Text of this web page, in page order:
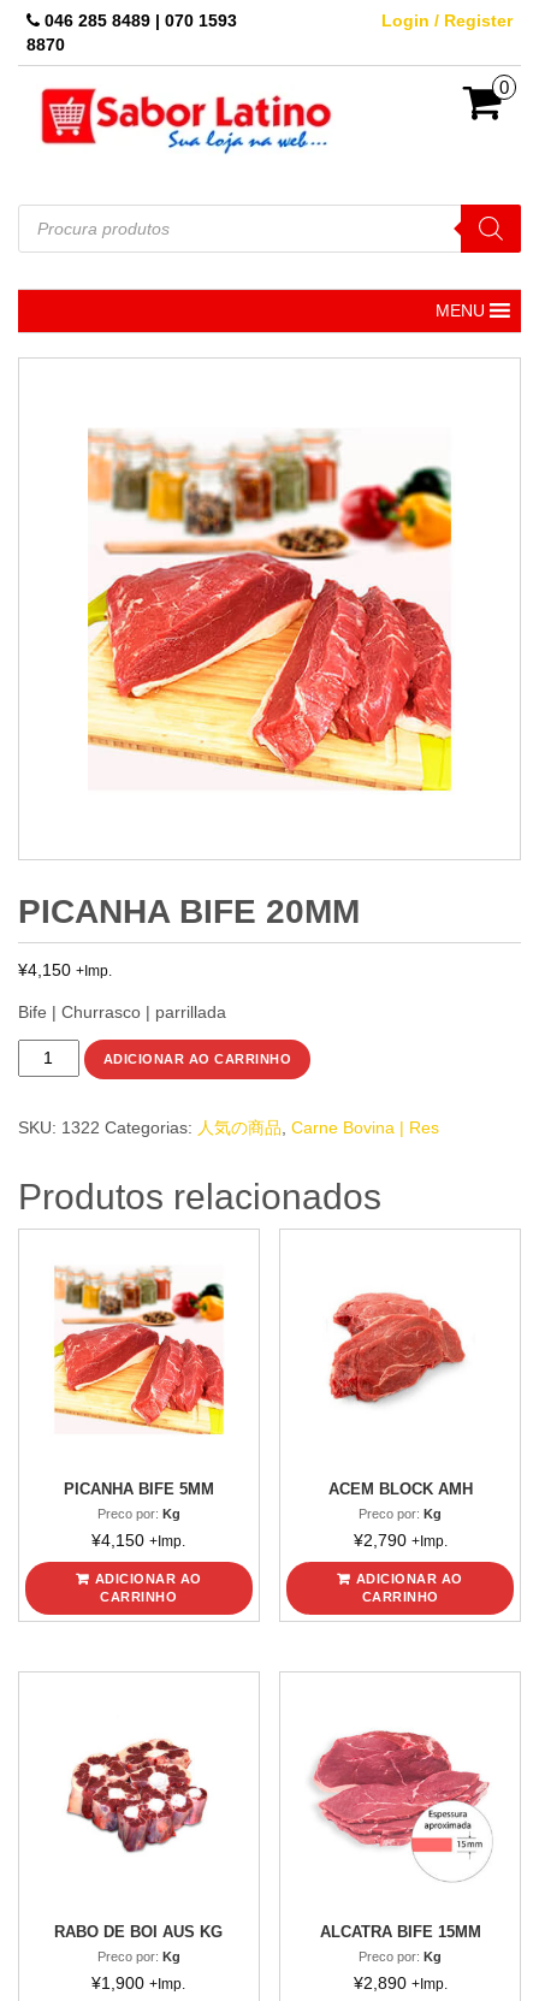
Skip
046 285 8489 | 070 1593
8870
Login / Register
0
Pesquisar
produtos
MENU
PICANHA BIFE 20MM
¥4,150 +Imp.
Bife | Churrasco | parrillada
PICANHA
BIFE
ADICIONAR AO CARRINHO
SKU: 1322 Categorias: 人気の商品 Carne Bovina | Res
Produtos relacionados
PICANHA BIFE 5MM
Preco por: Kg
¥4,150 +Imp.
ADICIONAR AO
CARRINHO
ACEM BLOCK AMH
Preco por:Kg
¥2,790 +Imp.
ADICIONAR AO
CARRINHO
RABO DE BOI AUS KG
Preco por: Kg
¥1,900 +Imp.
ALCATRA BIFE 15MM
Preco por:Kg
¥2,890 +Imp.